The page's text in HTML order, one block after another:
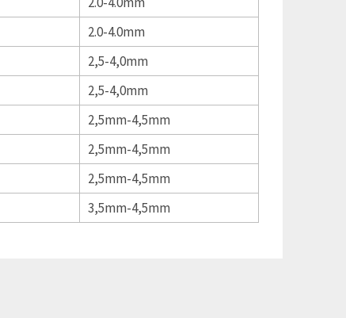
2.0-4.0mm
2,5-4,0mm
2,5-4,0mm
2,5mm-4,5mm
2,5mm-4,5mm
2,5mm-4,5mm
3,5mm-4,5mm